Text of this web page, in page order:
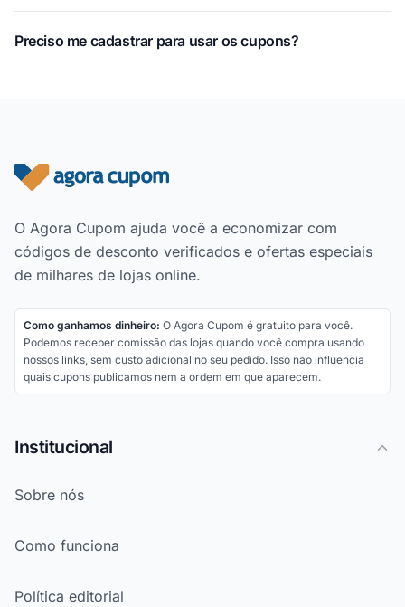
Preciso me cadastrar para usar os cupons?
Rodapé do site
O Agora Cupom ajuda você a economizar com
códigos de desconto verificados e ofertas especiais
de milhares de lojas online.
Como ganhamos dinheiro: O Agora Cupom é gratuito para você.
Podemos receber comissão das lojas quando você compra usando
nossos links, sem custo adicional no seu pedido. Isso não influencia
quais cupons publicamos nem a ordem em que aparecem.
Institucional
Sobre nós
Como funciona
Política editorial